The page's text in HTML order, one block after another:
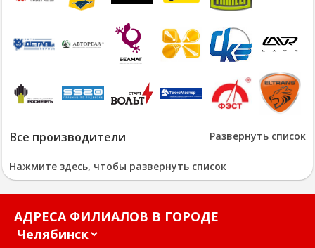
Развернуть список
Все производители
Нажмите здесь, чтобы развернуть список
АДРЕСА ФИЛИАЛОВ В ГОРОДЕ